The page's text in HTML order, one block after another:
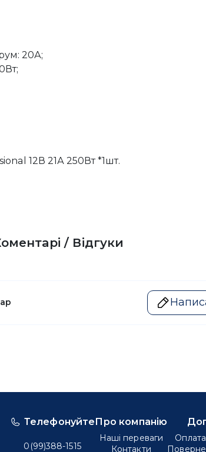
20А;
12В 21А 250Вт *1шт.
/ Відгуки
Телефонуйте
0(99)388-1515
Про компанію
Наші переваги
Контакти